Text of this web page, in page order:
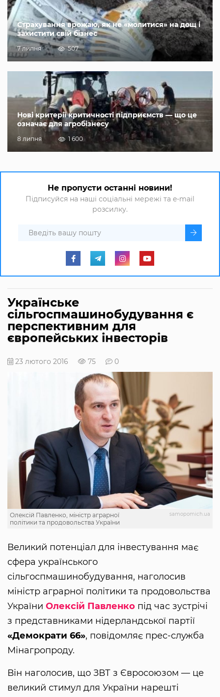
Страхування врожаю, як не «молитися» на дощ і
захистити свій бізнес
7 липня 507
Нові критерії критичності підприємств — що це
означає для агробізнесу
8 липня 1 600
Не пропусти останні новини!
Підписуйся на наші соціальні мережі та e-mail
розсилку.
Українське
сільгоспмашинобудування є
перспективним для
європейських інвесторів
23 лютого 2016 75 0
samopomich.ua
Олексій Павленко, міністр аграрної
політики та продовольства України
Великий потенціал для інвестування має
сфера українського
сільгоспмашинобудування, наголосив
міністр аграрної політики та продовольства
України Олексій Павленко під час зустрічі
з представниками нідерландської партії
«Демократи 66», повідомляє прес-служба
Мінагропроду.
Він наголосив, що ЗВТ з Євросоюзом — це
великий стимул для України нарешті